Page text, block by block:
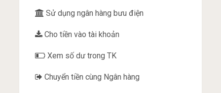
Sử dụng ngân hàng bưu điện
Cho tiền vào tài khoản
Xem số dư trong TK
Chuyển tiền cùng Ngân hàng